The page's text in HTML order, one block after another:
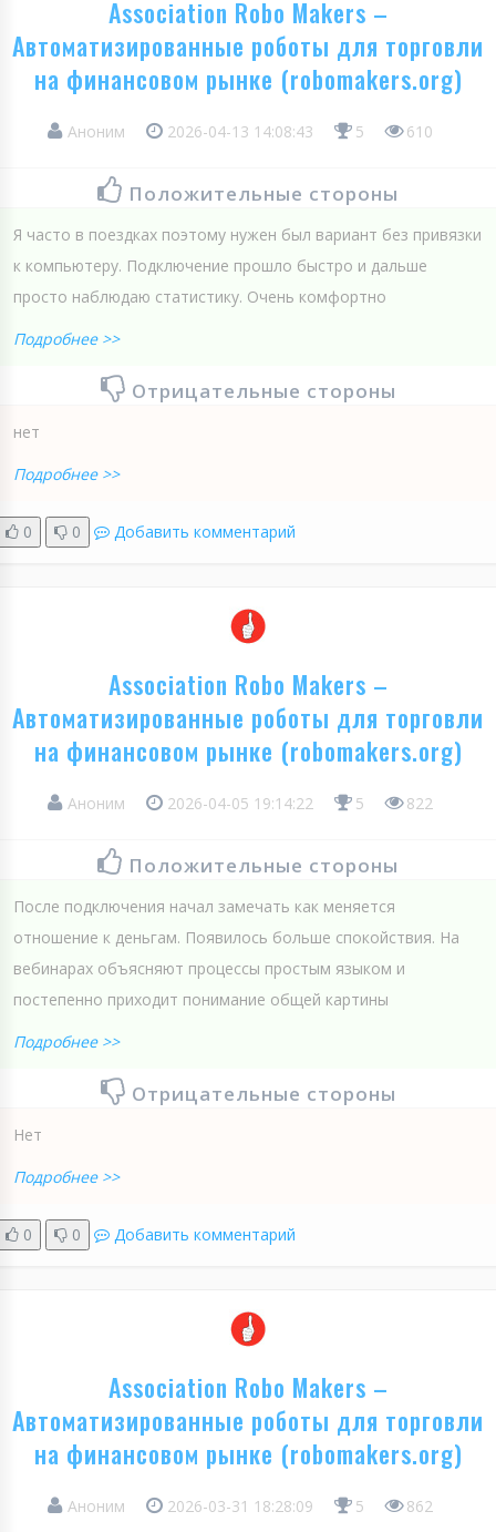
Association Robo Makers –
Автоматизированные роботы для торговли
на финансовом рынке (robomakers.org)
Аноним 2026-04-13 14:08:43 5 610
Положительные стороны
Я часто в поездках поэтому нужен был вариант без привязки
к компьютеру. Подключение прошло быстро и дальше
просто наблюдаю статистику. Очень комфортно
Подробнее >>
Отрицательные стороны
нет
Подробнее >>
0 0 Добавить комментарий
Association Robo Makers –
Автоматизированные роботы для торговли
на финансовом рынке (robomakers.org)
Аноним 2026-04-05 19:14:22 5 822
Положительные стороны
После подключения начал замечать как меняется
отношение к деньгам. Появилось больше спокойствия. На
вебинарах объясняют процессы простым языком и
постепенно приходит понимание общей картины
Подробнее >>
Отрицательные стороны
Нет
Подробнее >>
0 0 Добавить комментарий
Association Robo Makers –
Автоматизированные роботы для торговли
на финансовом рынке (robomakers.org)
Аноним 2026-03-31 18:28:09 5 862